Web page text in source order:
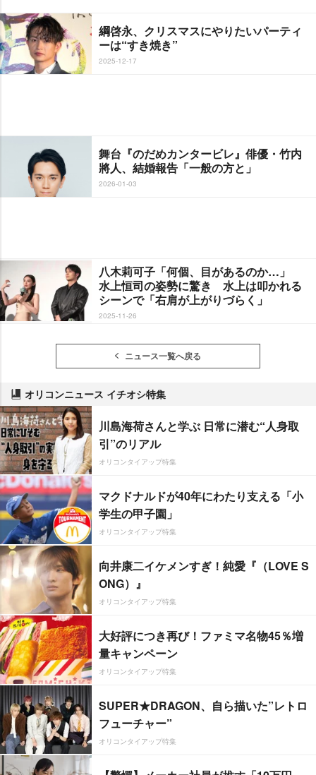
綱啓永、クリスマスにやりたいパーティ
ーは“すき焼き”
2025-12-17
舞台『のだめカンタービレ』俳優・竹内
將人、結婚報告「一般の方と」
2026-01-03
八木莉可子「何個、目があるのか…」
水上恒司の姿勢に驚き 水上は叩かれる
シーンで「右肩が上がりづらく」
2025-11-26
ニュース一覧へ戻る
オリコンニュース イチオシ特集
川島海荷さんと学ぶ 日常に潜む“人身取
引”のリアル
オリコンタイアップ特集
マクドナルドが40年にわたり支える「小
学生の甲子園」
オリコンタイアップ特集
向井康二イケメンすぎ！純愛『（LOVE S
ONG）』
オリコンタイアップ特集
大好評につき再び！ファミマ名物45％増
量キャンペーン
オリコンタイアップ特集
SUPER★DRAGON、自ら描いた”レトロ
フューチャー”
オリコンタイアップ特集